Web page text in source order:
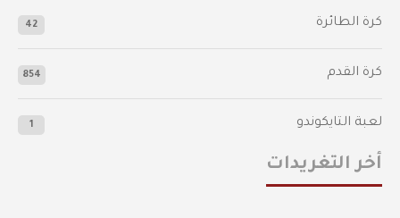
كرة الطائرة 42
كرة القدم 854
لعبة التايكوندو 1
أخر التغريدات